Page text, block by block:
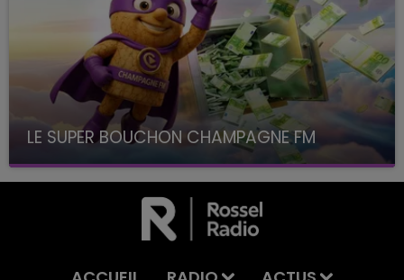
LE SUPER BOUCHON CHAMPAGNE FM
avec La Famille Champagne FM, à 8H10